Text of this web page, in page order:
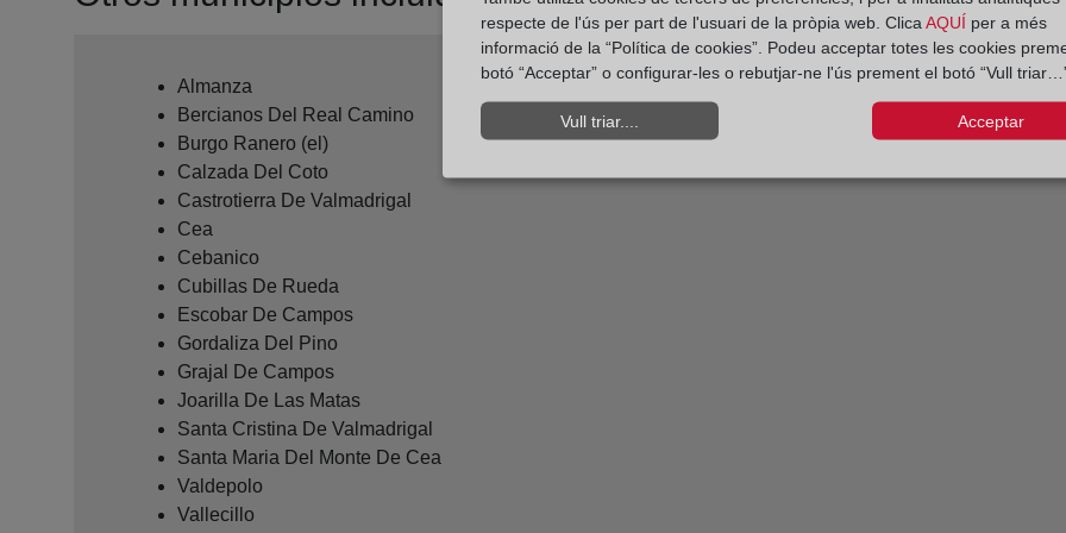
Almanza
Bercianos Del Real Camino
Burgo Ranero (el)
Calzada Del Coto
Castrotierra De Valmadrigal
Cea
Cebanico
Cubillas De Rueda
Escobar De Campos
Gordaliza Del Pino
Grajal De Campos
Joarilla De Las Matas
Santa Cristina De Valmadrigal
Santa Maria Del Monte De Cea
Valdepolo
Vallecillo
respecte de l'ús per part de l'usuari de la pròpia web. Clica AQUÍ per a més
informació de la “Política de cookies”. Podeu acceptar totes les cookies
botó “Acceptar” o configurar-les o rebutjar-ne l'ús prement el botó “Vull
Vull triar.... Acceptar